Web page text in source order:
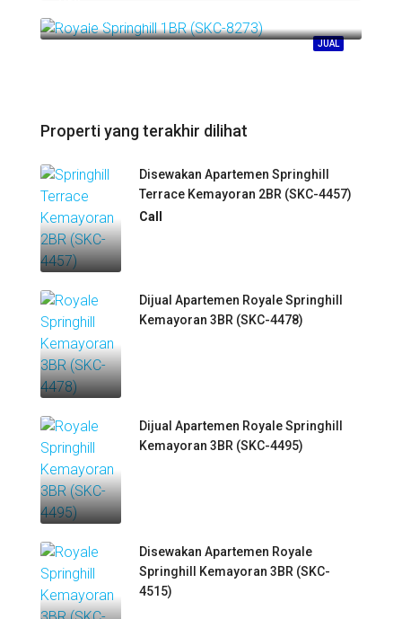
JUAL
Springhill Kemayoran
Properti yang terakhir dilihat
Disewakan Apartemen Springhill
Terrace Kemayoran 2BR (SKC-4457)
Call
Dijual Apartemen Royale Springhill
Kemayoran 3BR (SKC-4478)
Dijual Apartemen Royale Springhill
Kemayoran 3BR (SKC-4495)
Disewakan Apartemen Royale
Springhill Kemayoran 3BR (SKC-
4515)